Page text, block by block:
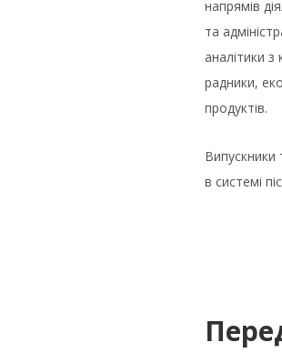
напрямів
та
аналітики
радники,
продуктів.
Випускники
в системі